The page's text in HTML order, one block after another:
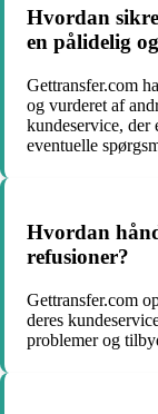
Hvordan
en pålidelig
Gettransfer.com
og vurderet af
kundeservice,
eventuelle
Hvordan
refusioner?
Gettransfer.com
deres
problemer og